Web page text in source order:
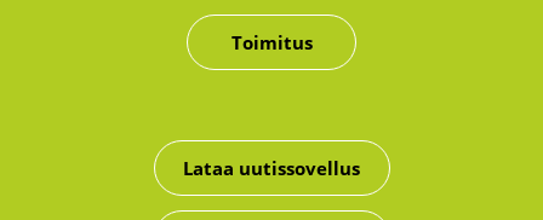
Toimitus
Lataa uutissovellus